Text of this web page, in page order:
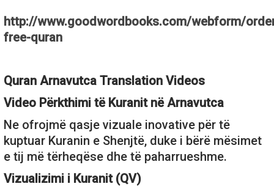
http://www.goodwordbooks.com/webform/
free-quran
Quran Arnavutca Translation Videos
Video Përkthimi të Kuranit në Arnavutca
Ne ofrojmë qasje vizuale inovative për të
kuptuar Kuranin e Shenjtë, duke i bërë mësimet
e tij më tërheqëse dhe të paharrueshme.
Vizualizimi i Kuranit (QV)